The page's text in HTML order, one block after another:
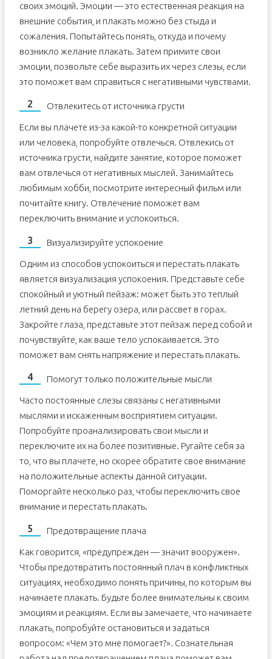
своих эмоций. Эмоции — это естественная реакция на
внешние события, и плакать можно без стыда и
сожаления. Попытайтесь понять, откуда и почему
возникло желание плакать. Затем примите свои
эмоции, позвольте себе выразить их через слезы, если
это поможет вам справиться с негативными чувствами.
Отвлекитесь от источника грусти
Если вы плачете из-за какой-то конкретной ситуации
или человека, попробуйте отвлечься. Отвлекись от
источника грусти, найдите занятие, которое поможет
вам отвлечься от негативных мыслей. Занимайтесь
любимым хобби, посмотрите интересный фильм или
почитайте книгу. Отвлечение поможет вам
переключить внимание и успокоиться.
Визуализируйте успокоение
Одним из способов успокоиться и перестать плакать
является визуализация успокоения. Представьте себе
спокойный и уютный пейзаж: может быть это теплый
летний день на берегу озера, или рассвет в горах.
Закройте глаза, представьте этот пейзаж перед собой и
почувствуйте, как ваше тело успокаивается. Это
поможет вам снять напряжение и перестать плакать.
Помогут только положительные мысли
Часто постоянные слезы связаны с негативными
мыслями и искаженным восприятием ситуации.
Попробуйте проанализировать свои мысли и
переключите их на более позитивные. Ругайте себя за
то, что вы плачете, но скорее обратите свое внимание
на положительные аспекты данной ситуации.
Поморгайте несколько раз, чтобы переключить свое
внимание и перестать плакать.
Предотвращение плача
Как говорится, «предупрежден — значит вооружен».
Чтобы предотвратить постоянный плач в конфликтных
ситуациях, необходимо понять причины, по которым вы
начинаете плакать. Будьте более внимательны к своим
эмоциям и реакциям. Если вы замечаете, что начинаете
плакать, попробуйте остановиться и задаться
вопросом: «Чем это мне помогает?». Сознательная